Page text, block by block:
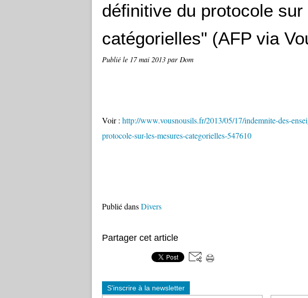
définitive du protocole
catégorielles" (AFP via
Publié le 17 mai 2013 par Dom
Voir : http://www.vousnousils.fr/2013/05/17/indemnite-des-
protocole-sur-les-mesures-categorielles-547610
Publié dansDivers
Partager cet article
S'inscrire à la newsletter